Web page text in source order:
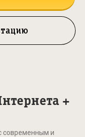
+
современным и